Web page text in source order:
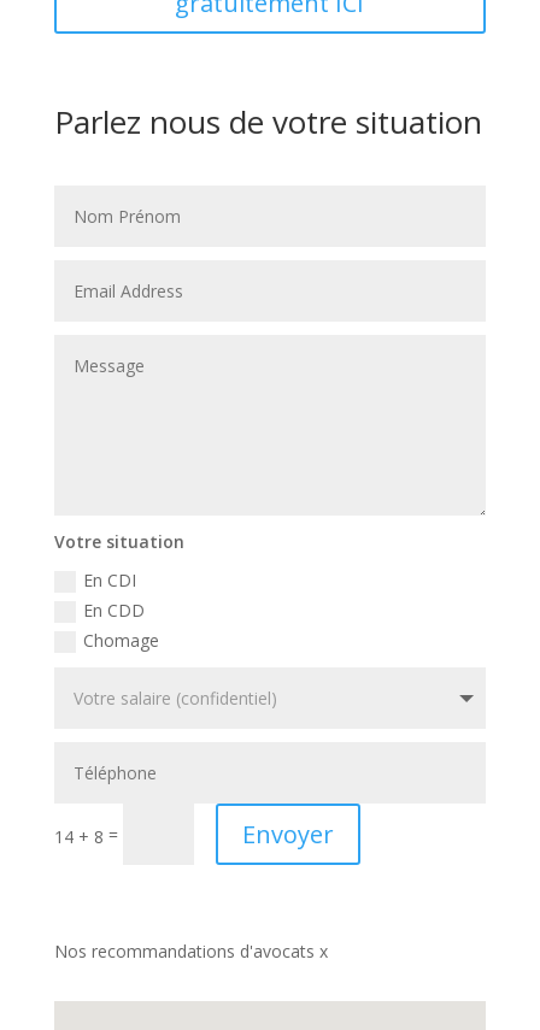
Parlez nous de votre situation
Votre situation
En CDI
En CDD
Chomage
14 + 8 = Envoyer
Nos recommandations d'avocats x